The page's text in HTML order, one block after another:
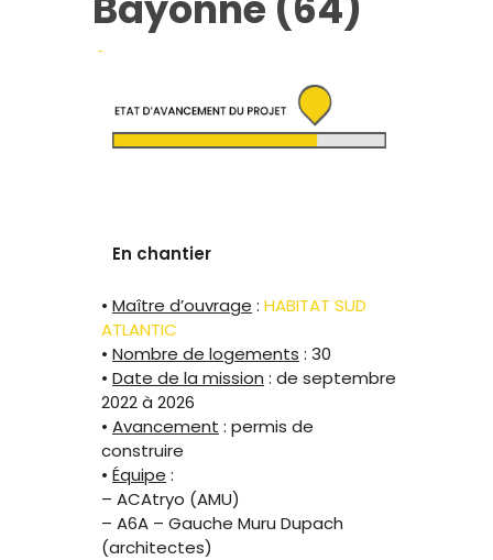
En chantier
• Maître d’ouvrage : HABITAT SUD
ATLANTIC
• Nombre de logements : 30
• Date de la mission : de septembre
2022 à 2026
• Avancement : permis de
construire
• Équipe :
– ACAtryo (AMU)
– A6A – Gauche Muru Dupach
(architectes)